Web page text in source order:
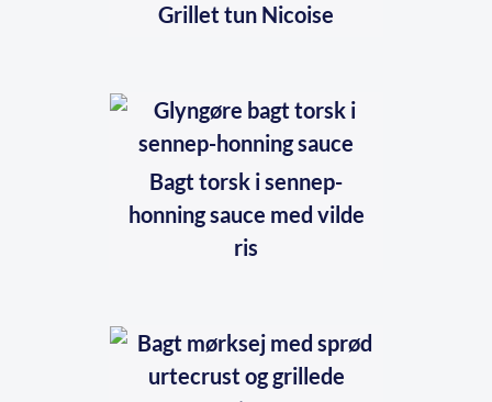
Grillet tun Nicoise
Bagt torsk i sennep-
honning sauce med vilde
ris